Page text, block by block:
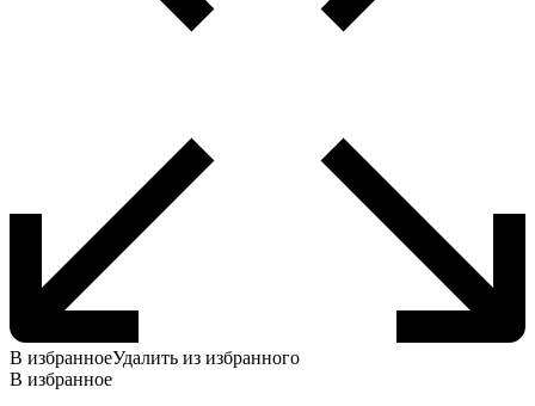
В избранноеУдалить из избранного
В избранное